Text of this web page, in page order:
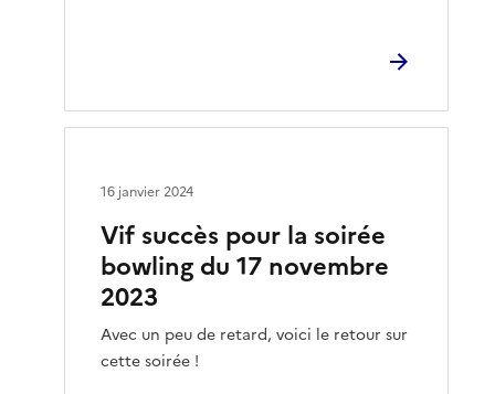
Vif succès pour la soirée
bowling du 17 novembre
2023
Avec un peu de retard, voici le retour sur
cette soirée !
16 janvier 2024